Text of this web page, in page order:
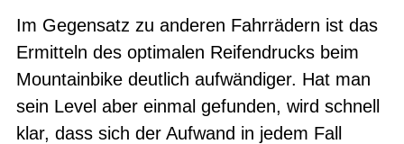
Im Gegensatz zu anderen Fahrrädern ist das
Ermitteln des optimalen Reifendrucks beim
Mountainbike deutlich aufwändiger. Hat man
sein Level aber einmal gefunden, wird schnell
klar, dass sich der Aufwand in jedem Fall